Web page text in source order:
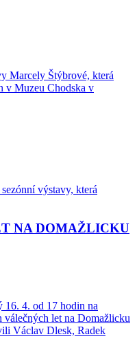
Marcely Štýbrové, která
v Muzeu Chodska v
výstavy, která
NA DOMAŽLICKU
4. od 17 hodin na
válečných let na Domažlicku
Václav Dlesk, Radek